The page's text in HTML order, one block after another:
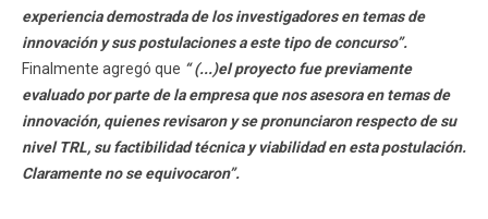
experiencia demostrada de los investigadores en temas de
innovación y sus postulaciones a este tipo de concurso”.
Finalmente agregó que “ (...)el proyecto fue previamente
evaluado por parte de laempresa que nos asesora en temas de
innovación, quienes revisaron y se pronunciaron respecto de su
nivel TRL, su factibilidad técnica y viabilidad en esta postulación.
Claramente no se equivocaron”.